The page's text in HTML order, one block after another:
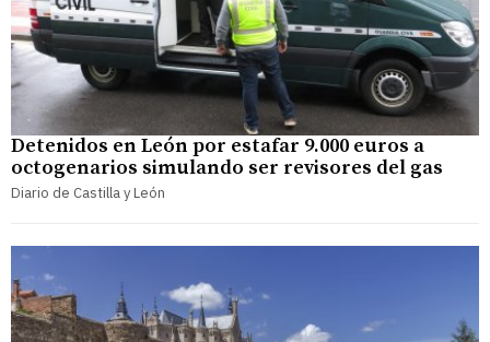
Detenidos en León por estafar 9.000 euros a
octogenarios simulando ser revisores del gas
Diario de Castilla y León